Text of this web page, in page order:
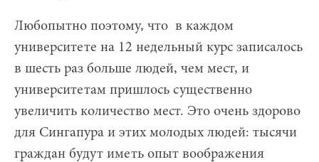
Любопытно поэтому, что в каждом
университете на 12 недельный курс записалось
в шесть раз больше людей, чем мест, и
университетам пришлось существенно
увеличить количество мест. Это очень здорово
для Сингапура и этих молодых людей: тысячи
граждан будут иметь опыт воображения